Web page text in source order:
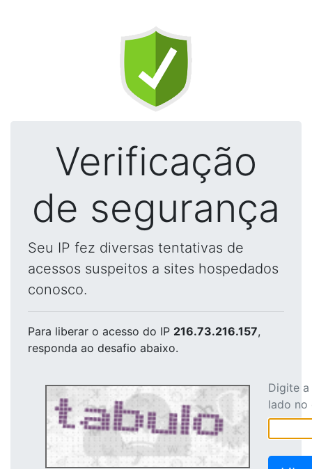
Verificação
de segurança
Seu IP fez diversas tentativas de
acessos suspeitos a sites hospedados
conosco.
Para liberar o acesso do IP 216.73.216.157,
responda ao desafio abaixo.
Digite
lado no